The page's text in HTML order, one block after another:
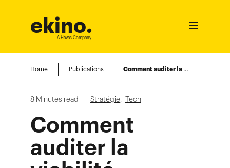
ekino.
A Havas Company
Ouvrir
Home Publications Comment auditer la viabilité technique et organisationnelle d’une future acquisition ?
8 Minutes read Stratégie, Tech
Comment
auditer la